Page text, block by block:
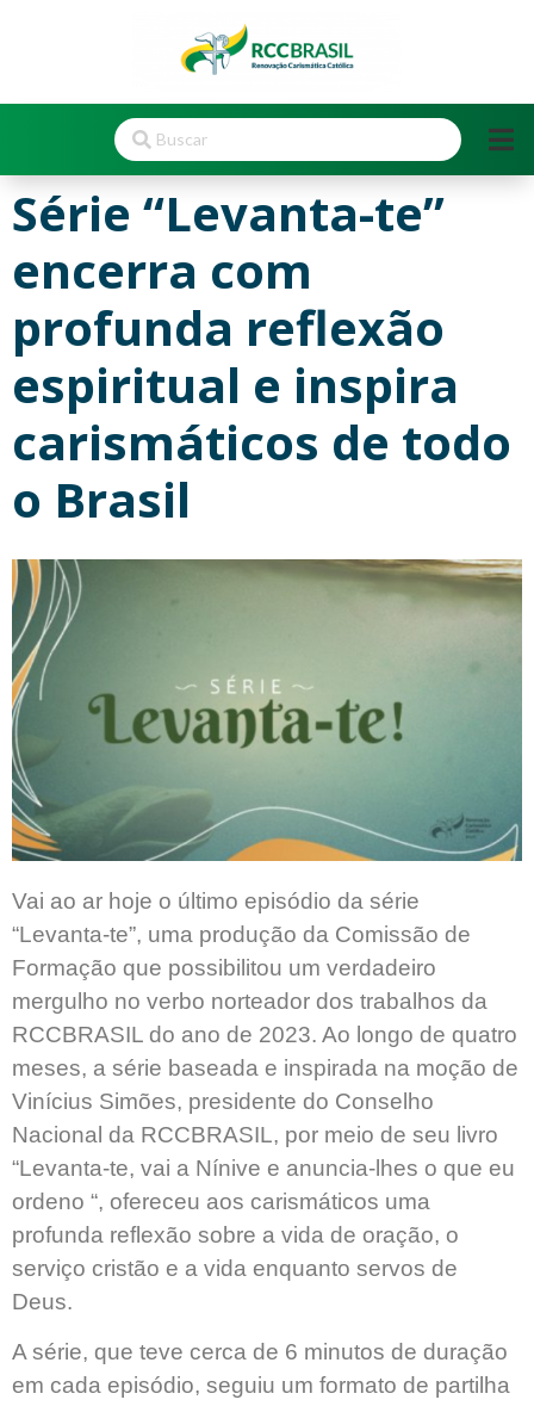
Série “Levanta-te”
encerra com
profunda reflexão
espiritual e inspira
carismáticos de todo
o Brasil
Vai ao ar hoje o último episódio da série
“Levanta-te”, uma produção da Comissão de
Formação que possibilitou um verdadeiro
mergulho no verbo norteador dos trabalhos da
RCCBRASIL do ano de 2023. Ao longo de quatro
meses, a série baseada e inspirada na moção de
Vinícius Simões, presidente do Conselho
Nacional da RCCBRASIL, por meio de seu livro
“Levanta-te, vai a Nínive e anuncia-lhes o que eu
ordeno “, ofereceu aos carismáticos uma
profunda reflexão sobre a vida de oração, o
serviço cristão e a vida enquanto servos de
Deus.
A série, que teve cerca de 6 minutos de duração
em cada episódio, seguiu um formato de partilha